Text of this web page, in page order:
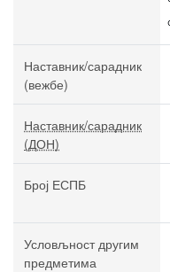
Наставник/сарадник
(вежбе)
Наставник/сарадник
(ДОН)
Број ЕСПБ
Условљност другим
предметима